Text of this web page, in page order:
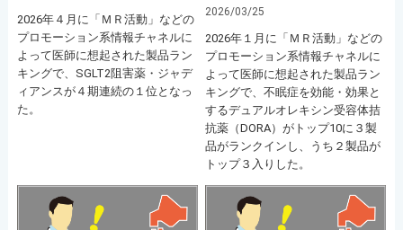
2026年４月に「ＭＲ活動」などの
プロモーション系情報チャネルに
よって医師に想起された製品ラン
キングで、SGLT2阻害薬・ジャデ
ィアンスが４期連続の１位となっ
た。
2026/03/25
2026年１月に「ＭＲ活動」などの
プロモーション系情報チャネルに
よって医師に想起された製品ラン
キングで、不眠症を効能・効果と
するデュアルオレキシン受容体拮
抗薬（DORA）がトップ10に３製
品がランクインし、うち２製品が
トップ３入りした。